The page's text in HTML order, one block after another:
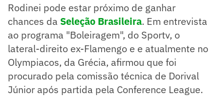
Rodinei pode estar próximo de ganhar
chances da Seleção Brasileira. Em entrevista
ao programa "Boleiragem", do Sportv, o
lateral-direito ex-Flamengo e e atualmente no
Olympiacos, da Grécia, afirmou que foi
procurado pela comissão técnica de Dorival
Júnior após partida pela Conference League.